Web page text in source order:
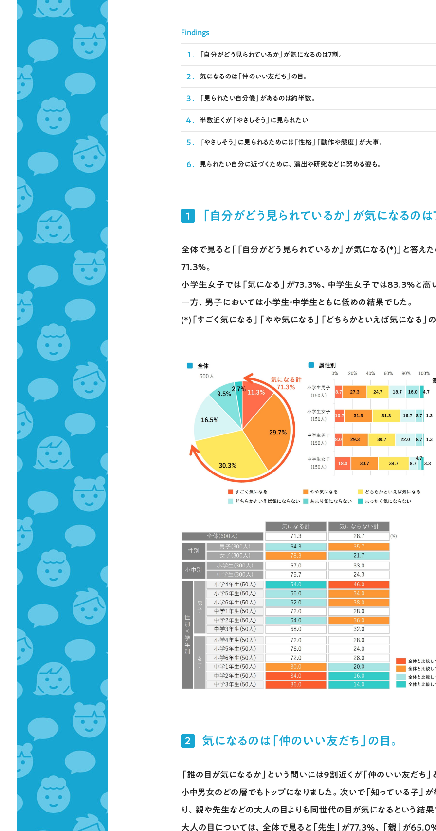
Findings
1 . 「自分がどう見られているか」が気になるのは7割。
2 . 気になるのは「仲のいい友だち」の目。
3 . 「見られたい自分像」があるのは約半数。
4. 半数近くが「やさしそう」に見られたい！
5 . 『やさしそう』に見られるためには「性格」「動作や態度」が大事。
6. 見られたい自分に近づくために、演出や研究などに努める姿も。
1 「自分がどう見られているか」が気になるの
全体で見ると「『自分がどう見られているか』が気になる(*)」と答え
71.3％。
小学生女子では「気になる」が73.3％、中学生女子では83.3％と高
一方、男子においては小学生・中学生ともに低めの結果でした。
(*)「すごく気になる」「やや気になる」「どちらかといえば気になる」
2 気になるのは「仲のいい友だち」の目。
「誰の目が気になるか」という問いには９割近くが「仲のいい友だち」
小中男女のどの層でもトップになりました。次いで「知っている子」が
り、親や先生などの大人の目よりも同世代の目が気になるという結果
大人の目については、全体で見ると「先生」が77.3％、「親」が65.0